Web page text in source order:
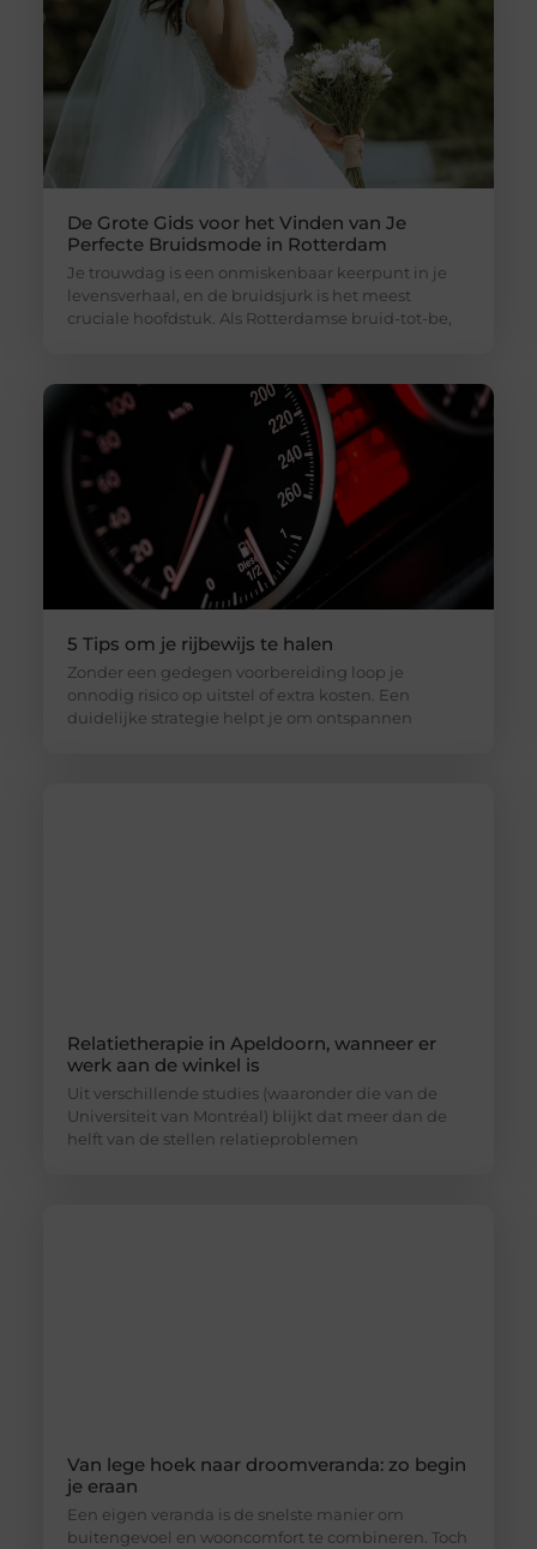
De Grote Gids voor het Vinden van Je
Perfecte Bruidsmode in Rotterdam
Je trouwdag is een onmiskenbaar keerpunt in je
levensverhaal, en de bruidsjurk is het meest
cruciale hoofdstuk. Als Rotterdamse bruid-tot-be,
5 Tips om je rijbewijs te halen
Zonder een gedegen voorbereiding loop je
onnodig risico op uitstel of extra kosten. Een
duidelijke strategie helpt je om ontspannen
Relatietherapie in Apeldoorn, wanneer er
werk aan de winkel is
Uit verschillende studies (waaronder die van de
Universiteit van Montréal) blijkt dat meer dan de
helft van de stellen relatieproblemen
Van lege hoek naar droomveranda: zo begin
je eraan
Een eigen veranda is de snelste manier om
buitengevoel en wooncomfort te combineren. Toch